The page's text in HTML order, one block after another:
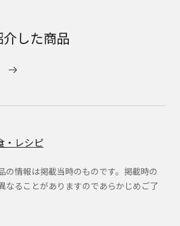
した商品
・レシピ
の情報は掲載当時のものです。掲載時の
なることがありますのであらかじめご了